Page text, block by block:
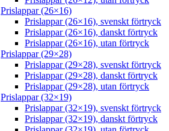
Prislappar (26×16)
Prislappar (26×16), svenskt förtryck
Prislappar (26×16), danskt förtryck
Prislappar (26×16), utan förtryck
Prislappar (29×28)
Prislappar (29×28), svenskt förtryck
Prislappar (29×28), danskt förtryck
Prislappar (29×28), utan förtryck
Prislappar (32×19)
Prislappar (32×19), svenskt förtryck
Prislappar (32×19), danskt förtryck